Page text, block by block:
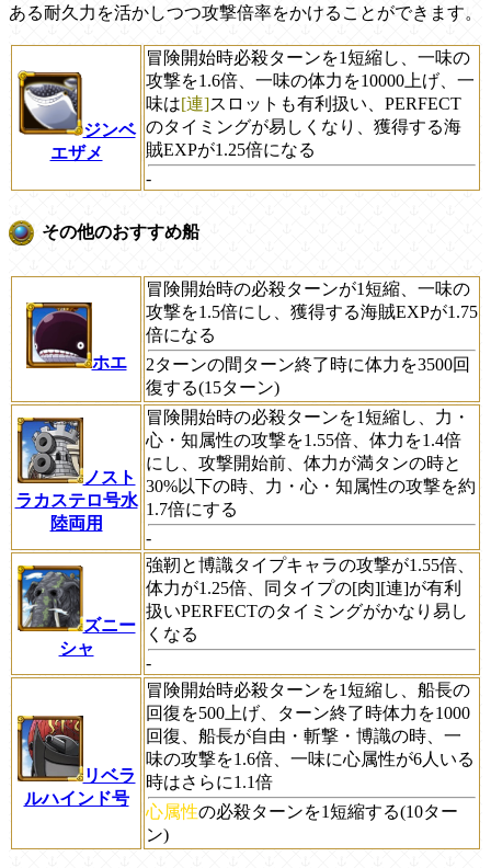
ある耐久力を活かしつつ攻撃倍率をかけることができます。
ジンベ
エザメ
冒険開始時必殺ターンを1短縮し、一味の
攻撃を1.6倍、一味の体力を10000上げ、一
味は[連]スロットも有利扱い、PERFECT
のタイミングが易しくなり、獲得する海
賊EXPが1.25倍になる
-
その他のおすすめ船
ホエ
冒険開始時の必殺ターンが1短縮、一味の
攻撃を1.5倍にし、獲得する海賊EXPが1.75
倍になる
2ターンの間ターン終了時に体力を3500回
復する(15ターン)
ノスト
ラカステロ号水
陸両用
冒険開始時の必殺ターンを1短縮し、力・
心・知属性の攻撃を1.55倍、体力を1.4倍
にし、攻撃開始前、体力が満タンの時と
30%以下の時、力・心・知属性の攻撃を約
1.7倍にする
-
ズニー
シャ
強靭と博識タイプキャラの攻撃が1.55倍、
体力が1.25倍、同タイプの[肉][連]が有利
扱いPERFECTのタイミングがかなり易し
くなる
-
リベラ
ルハインド号
冒険開始時必殺ターンを1短縮し、船長の
回復を500上げ、ターン終了時体力を1000
回復、船長が自由・斬撃・博識の時、一
味の攻撃を1.6倍、一味に心属性が6人いる
時はさらに1.1倍
心属性の必殺ターンを1短縮する(10ター
ン)